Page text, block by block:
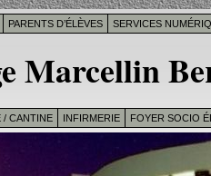
PARENTS D’ÉLÈVES SERVICES
Marcellin
/ CANTINE INFIRMERIE FOYER SOCIO